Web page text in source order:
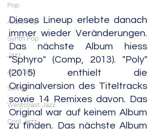
Pop
Avant Pop
Synth Pop
Jazz
Acid Jazz
Swing
Westcoast Jazz
Cool Jazz
Dieses Lineup erlebte danach
immer wieder Veränderungen.
Das nächste Album hiess
"Sphyro" (Comp, 2013). "Poly"
(2015) enthielt die
Originalversion des Titeltracks
sowie 14 Remixes davon. Das
Original war auf keinem Album
zu finden. Das nächste Album